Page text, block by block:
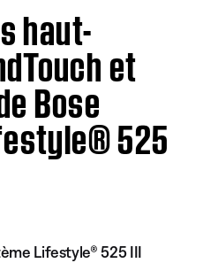
haut-
et
Bose
525
Lifestyle® 525 III